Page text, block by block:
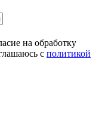
на обработку
с политикой